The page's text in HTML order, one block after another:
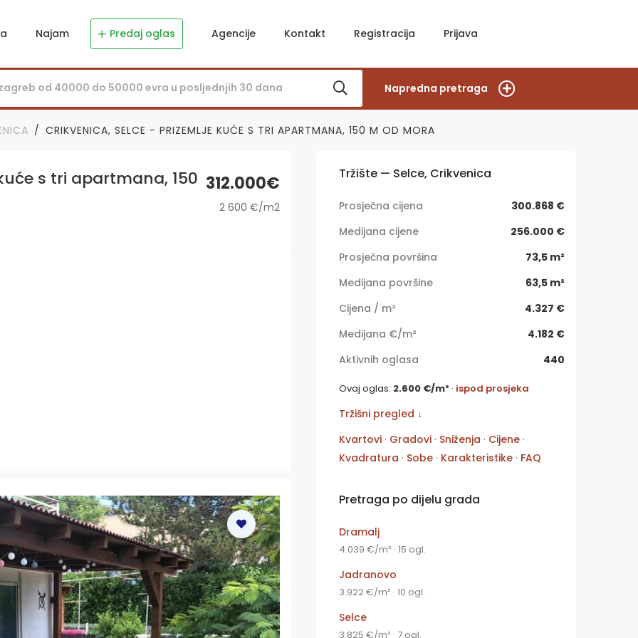
Najam Predaj oglas Agencije Kontakt Registracija Prijava
Napredna pretraga
CRIKVENICA, SELCE - PRIZEMLJE KUĆE S TRI APARTMANA, 150 M OD MORA
s tri apartmana, 150 312.000€
2 600 €/m2
Tržište — Selce, Crikvenica
Prosječna cijena
300.868 €
Medijana cijene
256.000 €
Prosječna površina
73,5 m²
Medijana površine
63,5 m²
Cijena / m²
4.327 €
Medijana €/m²
4.182 €
Aktivnih oglasa
440
Ovaj oglas: 2.600 €/m² · ispod prosjeka
Tržišni pregled ↓
Kvartovi · Gradovi · Sniženja · Cijene ·
Kvadratura · Sobe · Karakteristike · FAQ
Pretraga po dijelu grada
Dramalj
4.039 €/m² · 15 ogl.
Jadranovo
3.922 €/m² · 10 ogl.
Selce
3.825 €/m² · 7 ogl.